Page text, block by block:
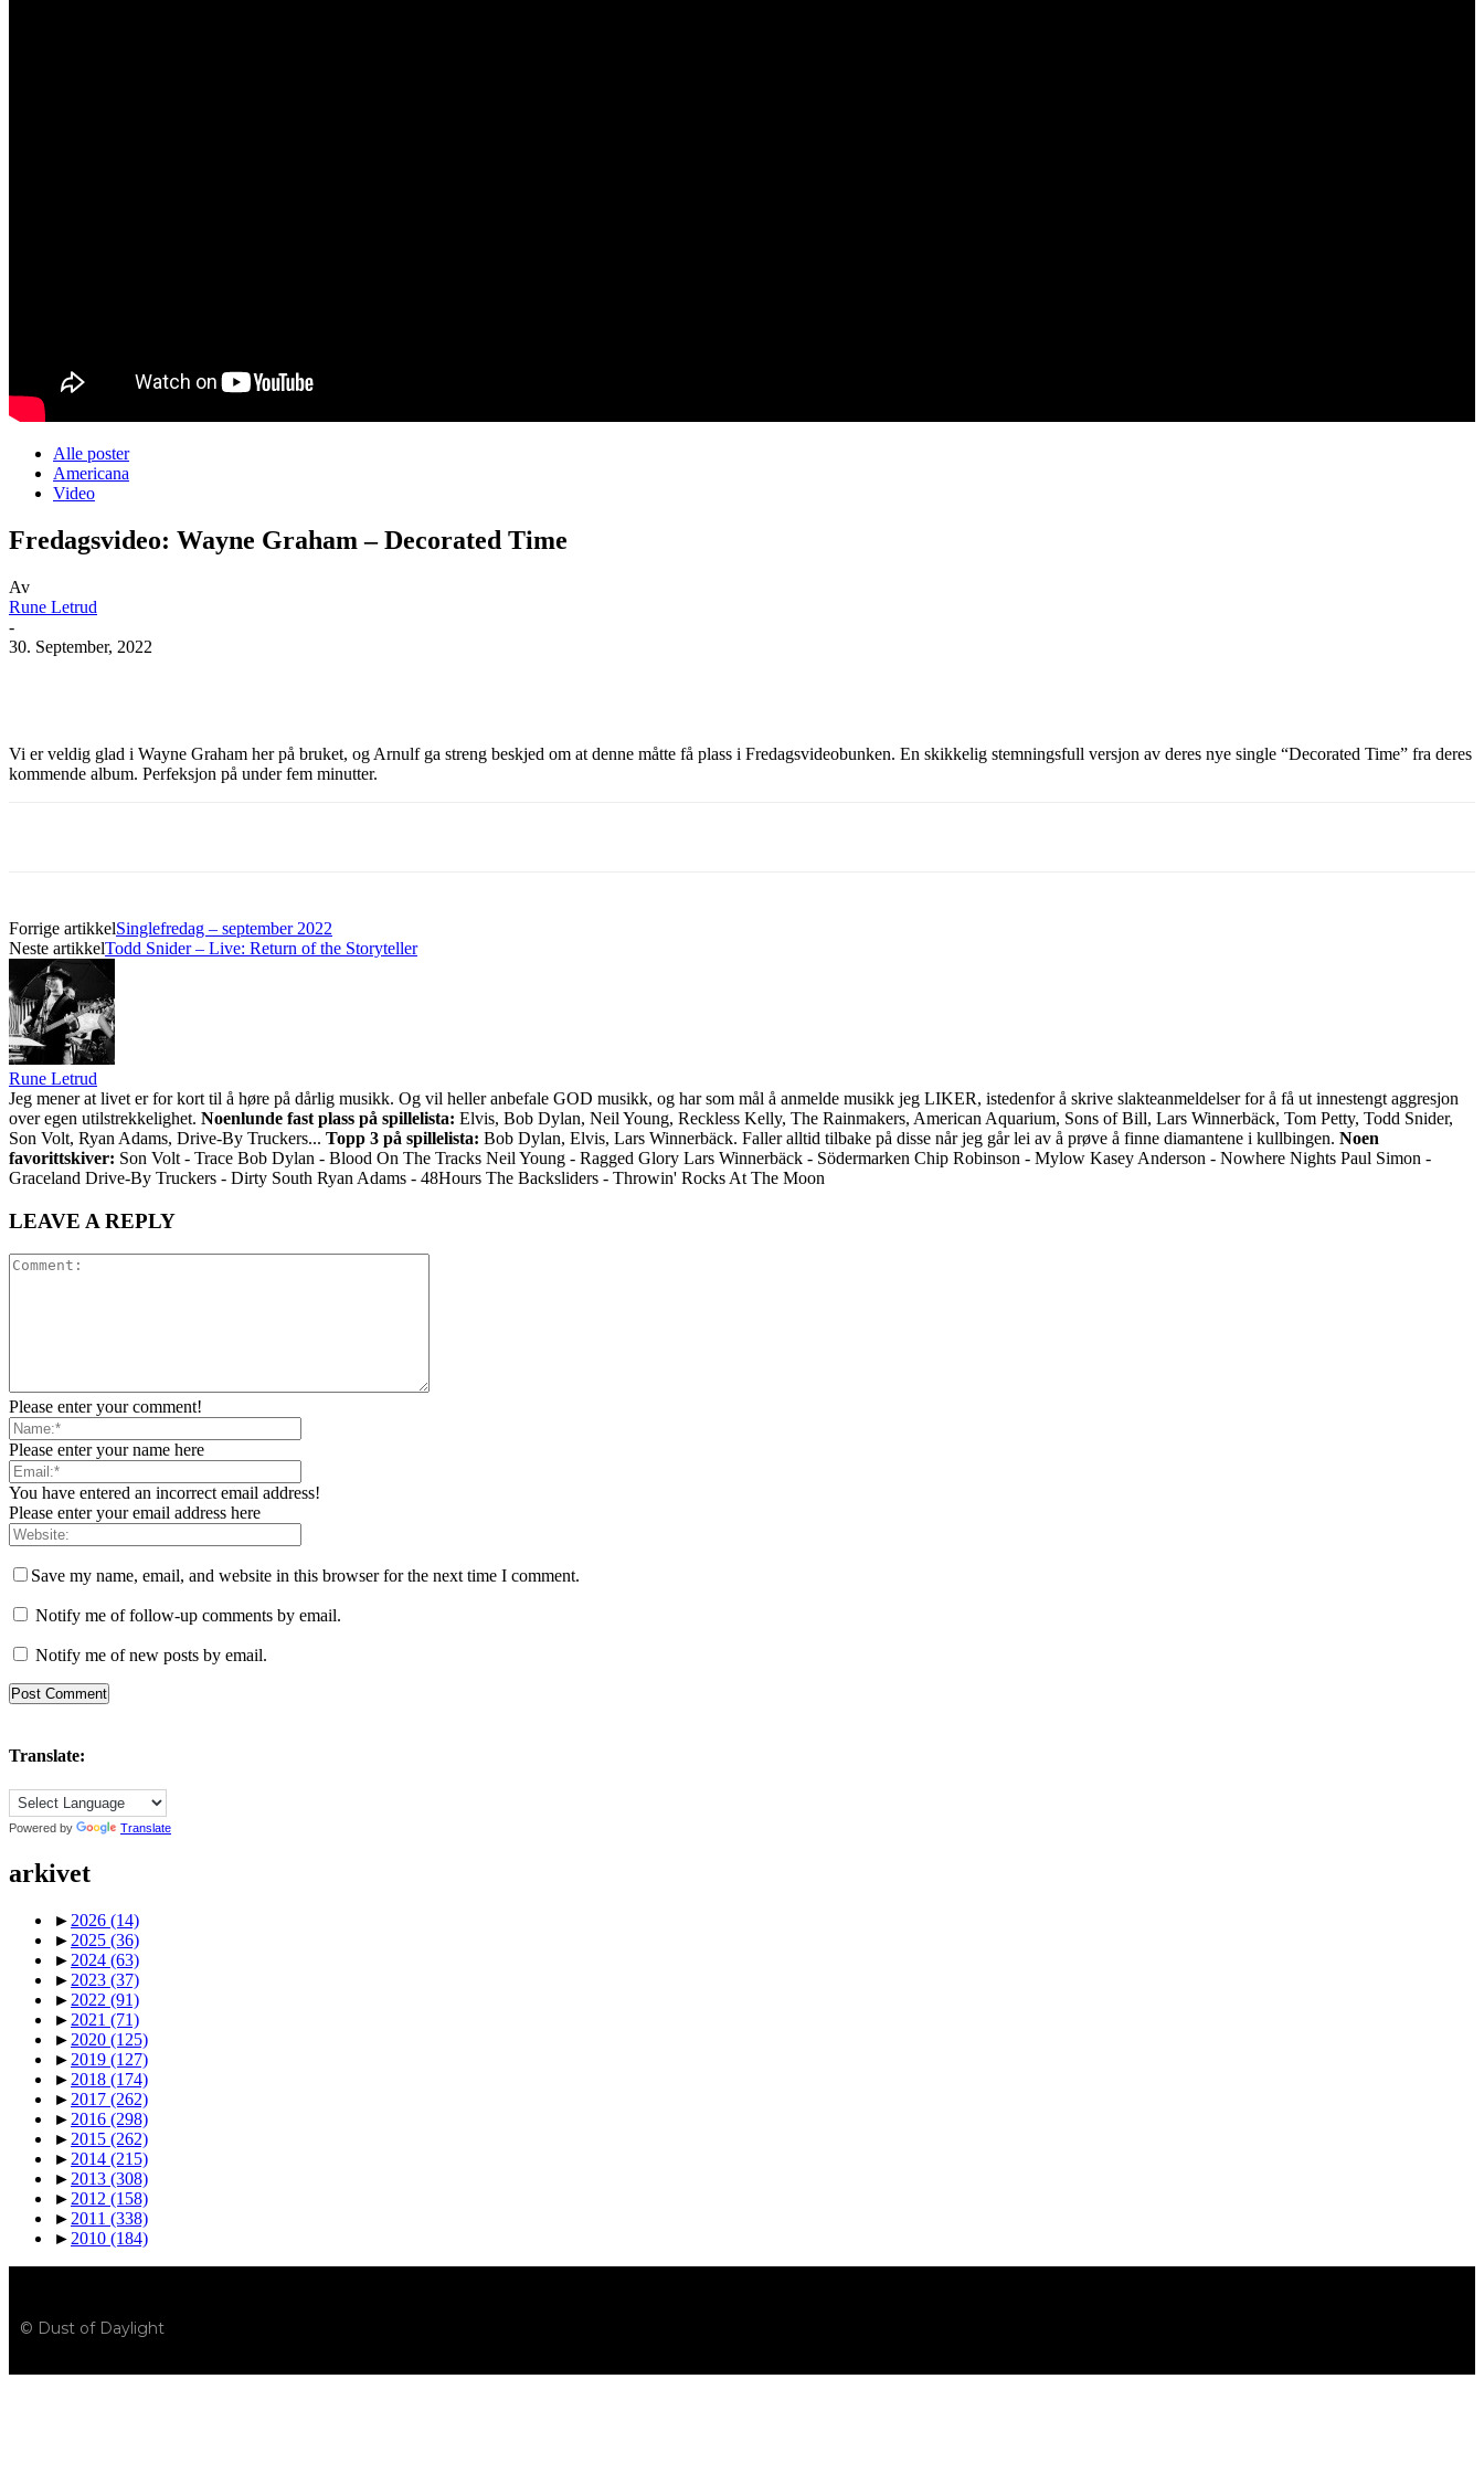
Alle poster
Americana
Video
Fredagsvideo: Wayne Graham – Decorated Time
Av
Rune Letrud
-
30. September, 2022
Vi er veldig glad i Wayne Graham her på bruket, og Arnulf ga streng beskjed om at denne måtte få plass i Fredagsvideobunken. En skikkelig stemningsfull versjon av deres nye single “Decorated Time” fra deres
kommende album. Perfeksjon på under fem minutter.
Forrige artikkelSinglefredag – september 2022
Neste artikkelTodd Snider – Live: Return of the Storyteller
Rune Letrud
Jeg mener at livet er for kort til å høre på dårlig musikk. Og vil heller anbefale GOD musikk, og har som mål å anmelde musikk jeg LIKER, istedenfor å skrive slakteanmeldelser for å få ut innestengt aggresjon
over egen utilstrekkelighet. Noenlunde fast plass på spillelista: Elvis, Bob Dylan, Neil Young, Reckless Kelly, The Rainmakers, American Aquarium, Sons of Bill, Lars Winnerbäck, Tom Petty, Todd Snider,
Son Volt, Ryan Adams, Drive-By Truckers... Topp 3 på spillelista: Bob Dylan, Elvis, Lars Winnerbäck. Faller alltid tilbake på disse når jeg går lei av å prøve å finne diamantene i kullbingen. Noen
favorittskiver: Son Volt - Trace Bob Dylan - Blood On The Tracks Neil Young - Ragged Glory Lars Winnerbäck - Södermarken Chip Robinson - Mylow Kasey Anderson - Nowhere Nights Paul Simon -
Graceland Drive-By Truckers - Dirty South Ryan Adams - 48Hours The Backsliders - Throwin' Rocks At The Moon
LEAVE A REPLY
Please enter your comment!
Please enter your name here
You have entered an incorrect email address!
Please enter your email address here
Save my name, email, and website in this browser for the next time I comment.
Notify me of follow-up comments by email.
Notify me of new posts by email.
Translate:
Powered by Translate
arkivet
► 2026 (14)
► 2025 (36)
► 2024 (63)
► 2023 (37)
► 2022 (91)
► 2021 (71)
► 2020 (125)
► 2019 (127)
► 2018 (174)
► 2017 (262)
► 2016 (298)
► 2015 (262)
► 2014 (215)
► 2013 (308)
► 2012 (158)
► 2011 (338)
► 2010 (184)
© Dust of Daylight